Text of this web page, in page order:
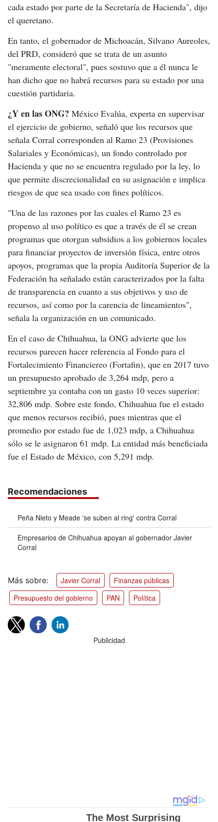
cada estado por parte de la Secretaría de Hacienda", dijo
el queretano.
En tanto, el gobernador de Michoacán, Silvano Aureoles,
del PRD, consideró que se trata de un asunto
"meramente electoral", pues sostuvo que a él nunca le
han dicho que no habrá recursos para su estado por una
cuestión partidaria.
¿Y en las ONG? México Evalúa, experta en supervisar
el ejercicio de gobierno, señaló que los recursos que
señala Corral corresponden al Ramo 23 (Provisiones
Salariales y Económicas), un fondo controlado por
Hacienda y que no se encuentra regulado por la ley, lo
que permite discrecionalidad en su asignación e implica
riesgos de que sea usado con fines políticos.
"Una de las razones por las cuales el Ramo 23 es
propenso al uso político es que a través de él se crean
programas que otorgan subsidios a los gobiernos locales
para financiar proyectos de inversión física, entre otros
apoyos, programas que la propia Auditoría Superior de la
Federación ha señalado están caracterizados por la falta
de transparencia en cuanto a sus objetivos y uso de
recursos, así como por la carencia de lineamientos",
señala la organización en un comunicado.
En el caso de Chihuahua, la ONG advierte que los
recursos parecen hacer referencia al Fondo para el
Fortalecimiento Financiereo (Fortafin), que en 2017 tuvo
un presupuesto aprobado de 3,264 mdp, pero a
septiembre ya contaba con un gasto 10 veces superior:
32,806 mdp. Sobre este fondo, Chihuahua fue el estado
que menos recursos recibió, pues mientras que el
promedio por estado fue de 1,023 mdp, a Chihuahua
sólo se le asignaron 61 mdp. La entidad más beneficiada
fue el Estado de México, con 5,291 mdp.
Recomendaciones
Peña Nieto y Meade 'se suben al ring' contra Corral
Empresarios de Chihuahua apoyan al gobernador Javier
Corral
Javier Corral
Finanzas públicas
Presupuesto del gobierno
PAN Política
Publicidad